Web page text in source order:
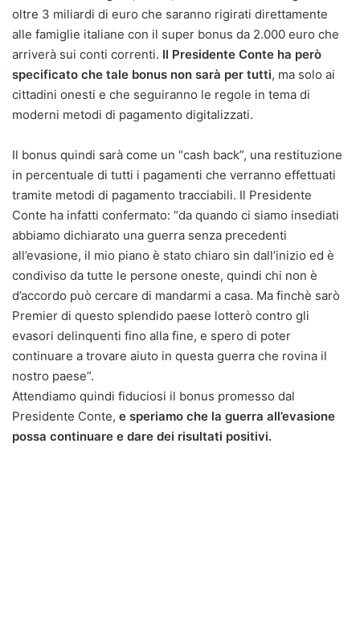
oltre 3 miliardi di euro che saranno rigirati direttamente
alle famiglie italiane con il super bonus da 2.000 euro che
arriverà sui conti correnti. Il Presidente Conte ha però
specificato che tale bonus non sarà per tutti, ma solo ai
cittadini onesti e che seguiranno le regole in tema di
moderni metodi di pagamento digitalizzati.
Il bonus quindi sarà come un “cash back”, una restituzione
in percentuale di tutti i pagamenti che verranno effettuati
tramite metodi di pagamento tracciabili. Il Presidente
Conte ha infatti confermato: “da quando ci siamo insediati
abbiamo dichiarato una guerra senza precedenti
all’evasione, il mio piano è stato chiaro sin dall’inizio ed è
condiviso da tutte le persone oneste, quindi chi non è
d’accordo può cercare di mandarmi a casa. Ma finchè sarò
Premier di questo splendido paese lotterò contro gli
evasori delinquenti fino alla fine, e spero di poter
continuare a trovare aiuto in questa guerra che rovina il
nostro paese”.
Attendiamo quindi fiduciosi il bonus promesso dal
Presidente Conte, e speriamo che la guerra all’evasione
possa continuare e dare dei risultati positivi.